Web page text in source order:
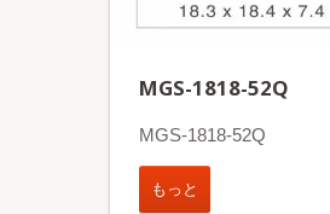
MGS-1818-52Q
MGS-1818-52Q
もっと